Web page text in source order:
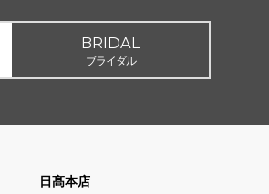
BRIDAL
ブライダル
日髙本店